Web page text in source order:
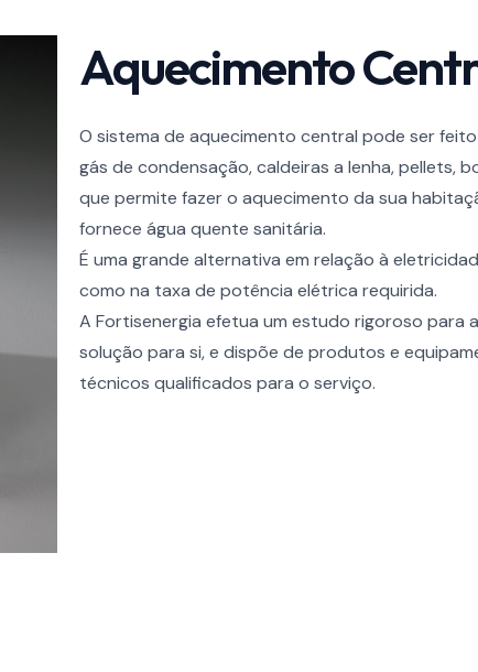
Aquecimento
O sistema de aquecimento central pode ser
gás de condensação, caldeiras a lenha, pellets,
que permite fazer o aquecimento da sua
fornece água quente sanitária.
É uma grande alternativa em relação à
como na taxa de potência elétrica requirida.
A Fortisenergia efetua um estudo rigoroso para
solução para si, e dispõe de produtos e
técnicos qualificados para o serviço.